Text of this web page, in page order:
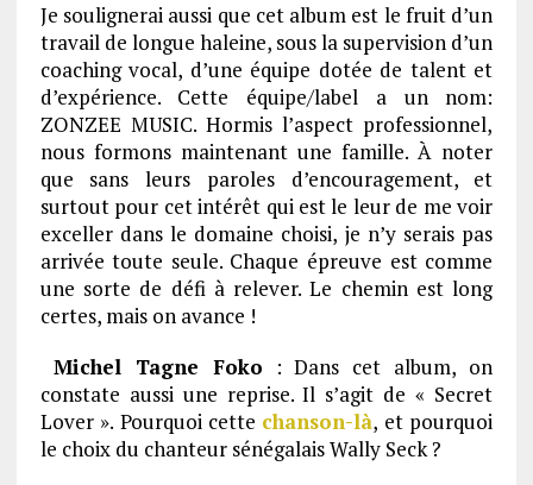
Je soulignerai aussi que cet album est le fruit d’un
travail de longue haleine, sous la supervision d’un
coaching vocal, d’une équipe dotée de talent et
d’expérience. Cette équipe/label a un nom:
ZONZEE MUSIC. Hormis l’aspect professionnel,
nous formons maintenant une famille. À noter
que sans leurs paroles d’encouragement, et
surtout pour cet intérêt qui est le leur de me voir
exceller dans le domaine choisi, je n’y serais pas
arrivée toute seule. Chaque épreuve est comme
une sorte de défi à relever. Le chemin est long
certes, mais on avance !
Michel Tagne Foko : Dans cet album, on
constate aussi une reprise. Il s’agit de « Secret
Lover ». Pourquoi cette chanson-là, et pourquoi
le choix du chanteur sénégalais Wally Seck ?